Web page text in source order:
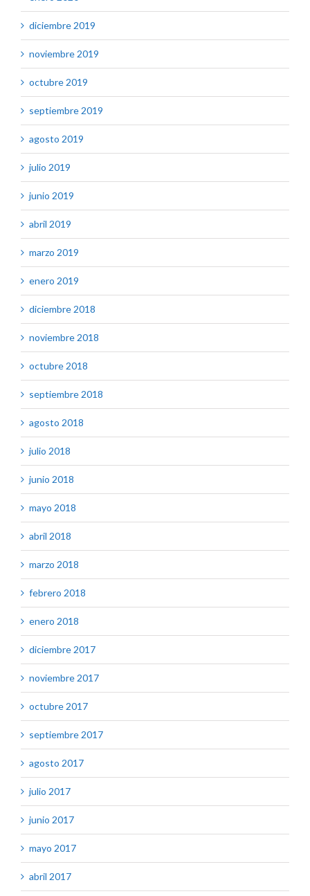
diciembre 2019
noviembre 2019
octubre 2019
septiembre 2019
agosto 2019
julio 2019
junio 2019
abril 2019
marzo 2019
enero 2019
diciembre 2018
noviembre 2018
octubre 2018
septiembre 2018
agosto 2018
julio 2018
junio 2018
mayo 2018
abril 2018
marzo 2018
febrero 2018
enero 2018
diciembre 2017
noviembre 2017
octubre 2017
septiembre 2017
agosto 2017
julio 2017
junio 2017
mayo 2017
abril 2017